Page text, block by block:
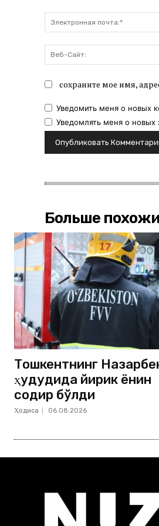
сохраните мое имя,
Уведомить меня о новых
Уведомлять меня о новых
Больше
Тошкентнинг
ҳудудида йирик ёнғин
содир бўлди
Ҳодиса 06.08.2026